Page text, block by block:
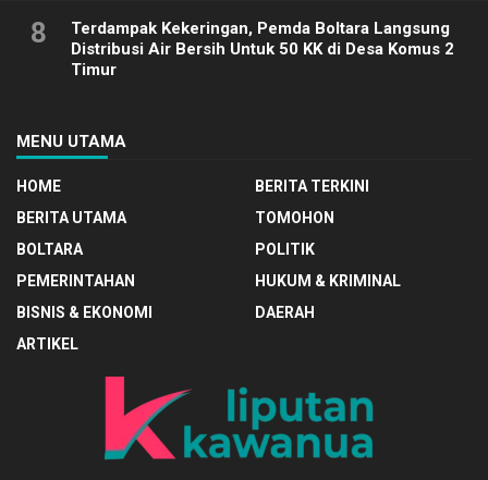
8
Terdampak Kekeringan, Pemda Boltara Langsung
Distribusi Air Bersih Untuk 50 KK di Desa Komus 2
Timur
MENU UTAMA
HOME
BERITA TERKINI
BERITA UTAMA
TOMOHON
BOLTARA
POLITIK
PEMERINTAHAN
HUKUM & KRIMINAL
BISNIS & EKONOMI
DAERAH
ARTIKEL